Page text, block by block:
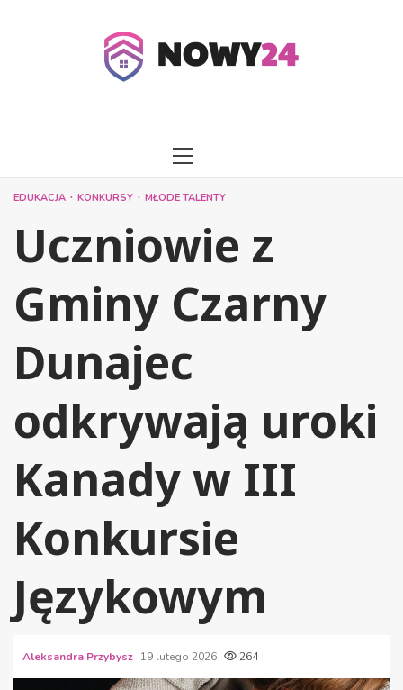
MENU
EDUKACJA KONKURSY MŁODE TALENTY
Uczniowie z
Gminy Czarny
Dunajec
odkrywają uroki
Kanady w III
Konkursie
Językowym
Aleksandra Przybysz 19 lutego 2026 264